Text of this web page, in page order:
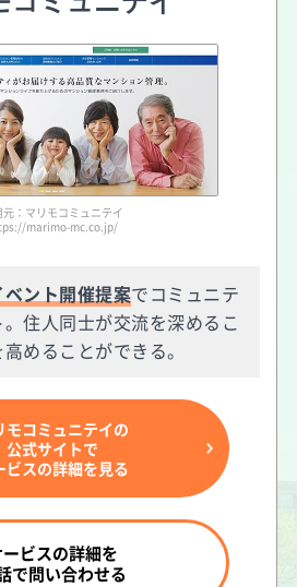
元：マリモコミュニテイ
marimo-mc.co.jp/
ント開催提案でコミュニテ
住人同士が交流を深めるこ
めることができる。
モコミュニテイの
公式サイトで
ビスの詳細を見る
ビスの詳細を
で問い合わせる